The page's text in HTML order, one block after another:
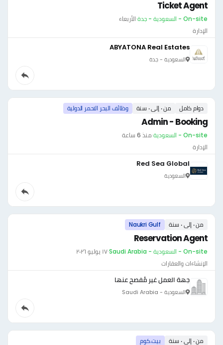
Ticket Agent
On-site - السعودية - جدة ·الأربعاء
الإدارة
ABYATONA Real Estates
السعودية - جدة
دوام كامل من ٠ إلى ٠ سنة وظائف البحر الاحمر الدولية
Admin - Booking
On-site - السعودية ·منذ 6 ساعة
الإدارة
Red Sea Global
السعودية
من ٠ إلى ٠ سنة Naukri Gulf
Reservation Agent
On-site - السعودية - Saudi Arabia ·١٧ يوليو ٢٠٢٦
الإنشاءات والعقارات
جهة العمل غير مُفصح عنها
السعودية - Saudi Arabia
من ٠ إلى ٠ سنة بيت.كوم